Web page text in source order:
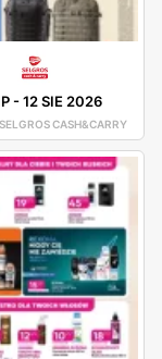
-12 SIE 2026
CASH&CARRY